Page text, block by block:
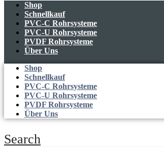
Shop
Schnellkauf
PVC-C Rohrsysteme
PVC-U Rohrsysteme
PVDF Rohrsysteme
Über Uns
Shop
Schnellkauf
PVC-C Rohrsysteme
PVC-U Rohrsysteme
PVDF Rohrsysteme
Über Uns
Search